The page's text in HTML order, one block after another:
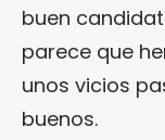
buen
parece que
unos vicios
buenos.